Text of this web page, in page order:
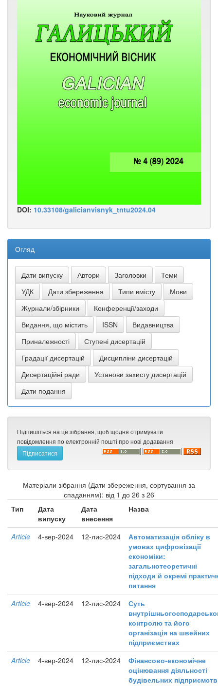
DOI: 10.33108/galicianvisnyk_tntu2024.04
Огляд
Підпишіться на це зібрання, щоб щодня отримувати
повідомлення по електронній пошті про нові додавання
Матеріали зібрання (Дати збереження, сортування за
спаданням): від 1 до 26 з 26
Тип
Дата
випуску
Дата
внесення
Назва
Article 4-вер-2024 12-лис-2024
Автоматизація обліку в
умовах цифровізації
економіки:
загальнотеоретичні
підходи й окремі
питання
Article
4-вер-2024 12-лис-2024
Суть
контролю та його
організація на швейних
підприємствах
Article
4-вер-2024 12-лис-2024
Фінансово-економічне
оцінювання діяльності
будівельних підприємств